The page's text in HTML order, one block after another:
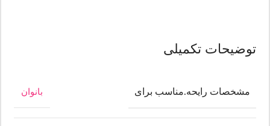
توضیحات تکمیلی
مشخصات رایحه.مناسب برای بانوان